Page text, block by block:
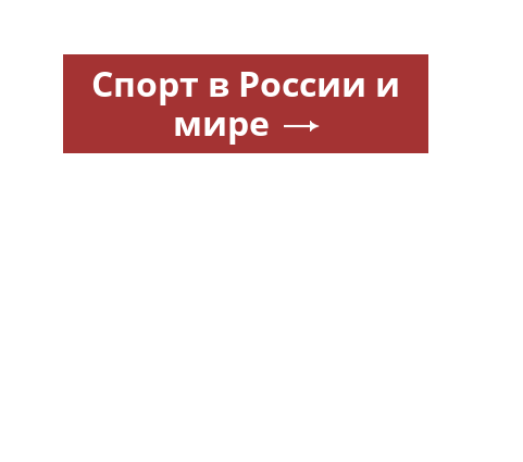
Спорт в России и
мире